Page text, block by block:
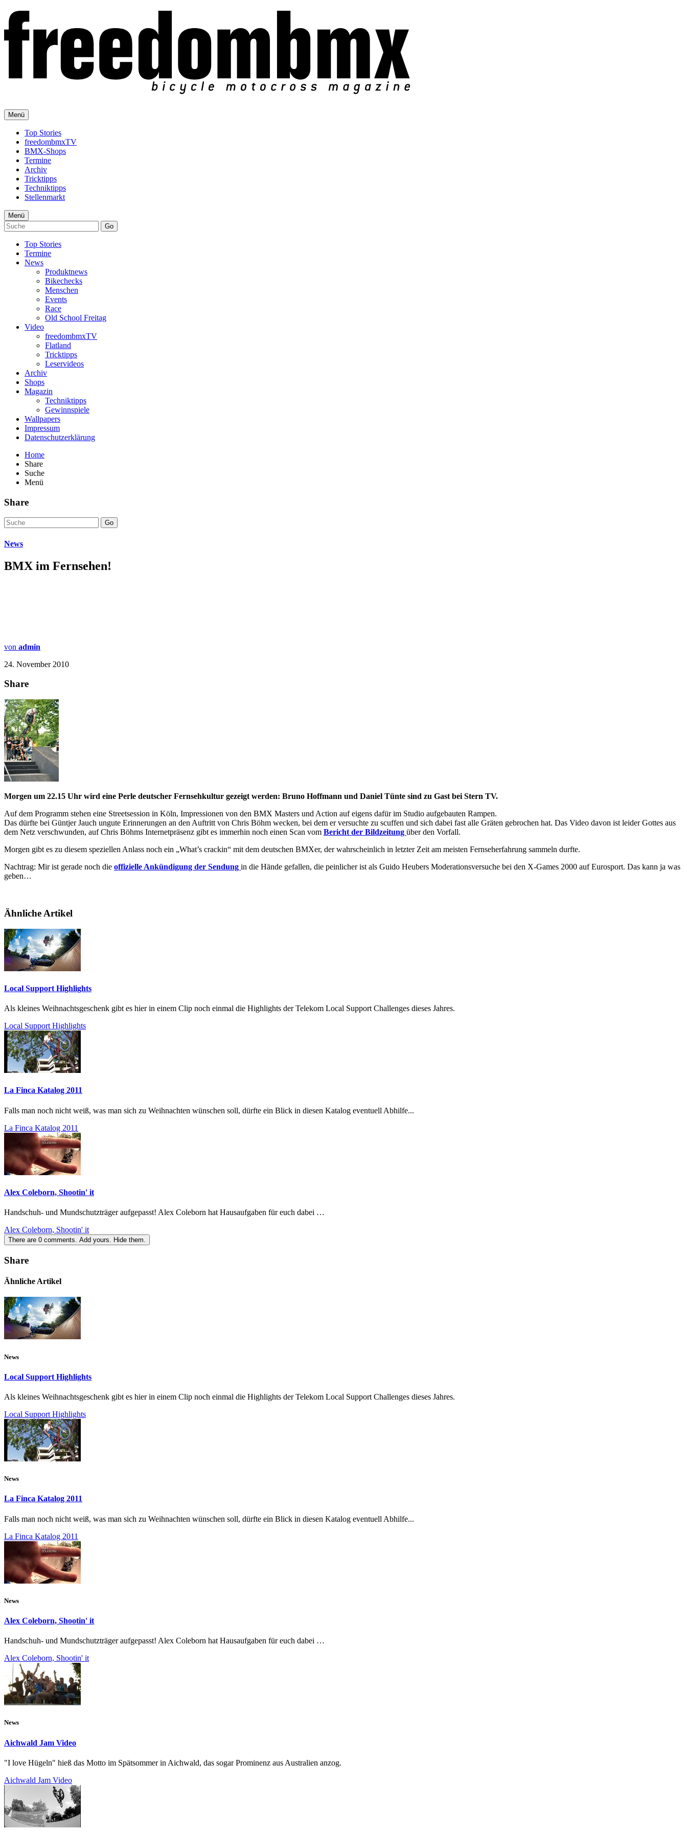
Menü
Top Stories
freedombmxTV
BMX-Shops
Termine
Archiv
Tricktipps
Techniktipps
Stellenmarkt
Menü
Go
Top Stories
Termine
News
Produktnews
Bikechecks
Menschen
Events
Race
Old School Freitag
Video
freedombmxTV
Flatland
Tricktipps
Leservideos
Archiv
Shops
Magazin
Techniktipps
Gewinnspiele
Wallpapers
Impressum
Datenschutzerklärung
Home
Share
Suche
Menü
Share
Go
News
BMX im Fernsehen!
von admin
24. November 2010
Share
Morgen um 22.15 Uhr wird eine Perle deutscher Fernsehkultur gezeigt werden: Bruno Hoffmann und Daniel Tünte sind zu Gast bei Stern TV.
Auf dem Programm stehen eine Streetsession in Köln, Impressionen von den BMX Masters und Action auf eigens dafür im Studio aufgebauten Rampen.
Das dürfte bei Güntjer Jauch ungute Erinnerungen an den Auftritt von Chris Böhm wecken, bei dem er versuchte zu scuffen und sich dabei fast alle Gräten gebrochen hat. Das Video davon ist leider Gottes aus
dem Netz verschwunden, auf Chris Böhms Internetpräsenz gibt es immerhin noch einen Scan vom Bericht der Bildzeitung über den Vorfall.
Morgen gibt es zu diesem speziellen Anlass noch ein „What’s crackin“ mit dem deutschen BMXer, der wahrscheinlich in letzter Zeit am meisten Fernseherfahrung sammeln durfte.
Nachtrag: Mir ist gerade noch die offizielle Ankündigung der Sendung in die Hände gefallen, die peinlicher ist als Guido Heubers Moderationsversuche bei den X-Games 2000 auf Eurosport. Das kann ja was
geben…
Ähnliche Artikel
Local Support Highlights
Als kleines Weihnachtsgeschenk gibt es hier in einem Clip noch einmal die Highlights der Telekom Local Support Challenges dieses Jahres.
Local Support Highlights
La Finca Katalog 2011
Falls man noch nicht weiß, was man sich zu Weihnachten wünschen soll, dürfte ein Blick in diesen Katalog eventuell Abhilfe...
La Finca Katalog 2011
Alex Coleborn, Shootin' it
Handschuh- und Mundschutzträger aufgepasst! Alex Coleborn hat Hausaufgaben für euch dabei …
Alex Coleborn, Shootin' it
There are 0 comments. Add yours. Hide them.
Share
Ähnliche Artikel
News
Local Support Highlights
Als kleines Weihnachtsgeschenk gibt es hier in einem Clip noch einmal die Highlights der Telekom Local Support Challenges dieses Jahres.
Local Support Highlights
News
La Finca Katalog 2011
Falls man noch nicht weiß, was man sich zu Weihnachten wünschen soll, dürfte ein Blick in diesen Katalog eventuell Abhilfe...
La Finca Katalog 2011
News
Alex Coleborn, Shootin' it
Handschuh- und Mundschutzträger aufgepasst! Alex Coleborn hat Hausaufgaben für euch dabei …
Alex Coleborn, Shootin' it
News
Aichwald Jam Video
"I love Hügeln" hieß das Motto im Spätsommer in Aichwald, das sogar Prominenz aus Australien anzog.
Aichwald Jam Video